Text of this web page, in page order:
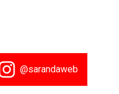
@sarandaweb